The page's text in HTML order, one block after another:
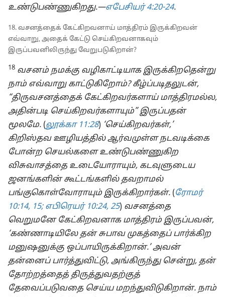
உண்டுபண்ணுகிறது.—எபேசியர் 4:20-24.
18. வசனத்தைக் கேட்கிறவனாய் மாத்திரம் இருக்கிறவன்
எவ்வாறு, அதைக் கேட்டு செய்கிறவனாகவும்
இருப்பவனிலிருந்து வேறுபடுகிறான்?
18 வசனம் நமக்கு வழிகாட்டியாக இருக்கிறதென்று
நாம் எவ்வாறு காட்டுகிறோம்? கீழ்ப்படிதலுடன்,
“திருவசனத்தைக் கேட்கிறவர்களாய் மாத்திரமல்ல,
அதின்படி செய்கிறவர்களாயும்” இருப்பதன்
மூலமே. (லூக்கா 11:28) ‘செய்கிறவர்கள்,’
கிறிஸ்தவ ஊழியத்தில் ஆர்வமுள்ள நடவடிக்கை
போன்ற செயல்களை உண்டுபண்ணுகிற
விசுவாசத்தை உடையோராயும், கடவுளுடைய
ஜனங்களின் கூட்டங்களில் தவறாமல்
பங்குகொள்வோராயும் இருக்கிறார்கள். (ரோமர்
10:14, 15; எபிரெயர் 10:24, 25) வசனத்தை
வெறுமனே கேட்கிறவனாக மாத்திரம் இருப்பவன்,
‘கண்ணாடியிலே தன் சுபாவ முகத்தைப் பார்க்கிற
மனுஷனுக்கு ஒப்பாயிருக்கிறான்.’ அவன்
தன்னைப் பார்த்துவிட்டு, அங்கிருந்து சென்று, தன்
தோற்றத்தைத் திருத்துவதற்குத்
தேவைப்படுவதை செய்ய மறந்துவிடுகிறான். நாம்